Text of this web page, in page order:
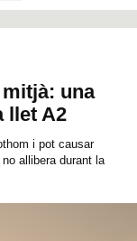
una
llet A2
i pot causar
allibera durant la